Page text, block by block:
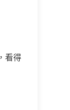
看得